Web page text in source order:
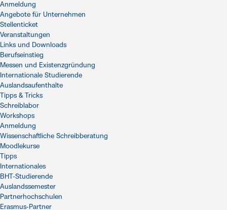
Anmeldung
Angebote für Unternehmen
Stellenticket
Veranstaltungen
Links und Downloads
Berufseinstieg
Messen und Existenzgründung
Internationale Studierende
Auslandsaufenthalte
Tipps & Tricks
Schreiblabor
Workshops
Anmeldung
Wissenschaftliche Schreibberatung
Moodlekurse
Tipps
Internationales
BHT-Studierende
Auslandssemester
Partnerhochschulen
Erasmus-Partner